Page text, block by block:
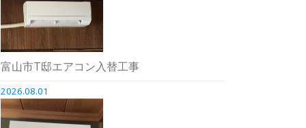
富山市T邸エアコン入替工事
2026.08.01